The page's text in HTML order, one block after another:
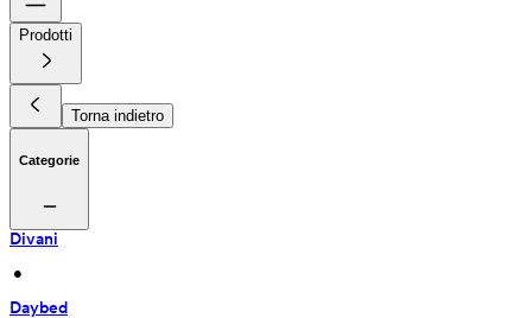
Prodotti
Torna indietro
Categorie
Divani
•
Daybed